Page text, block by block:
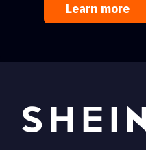
Learn more